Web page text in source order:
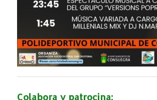
Colabora y patrocina: